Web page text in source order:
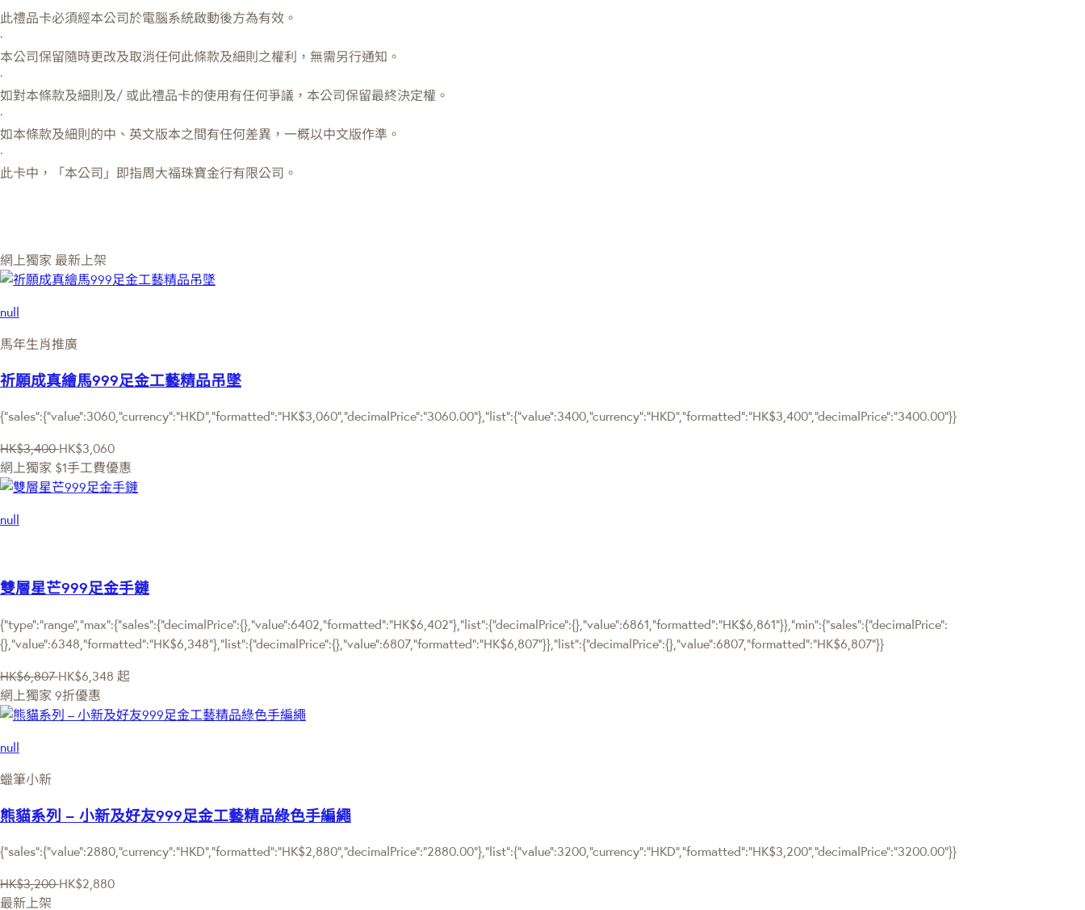
此禮品卡必須經本公司於電腦系統啟動後方為有效。
·
本公司保留隨時更改及取消任何此條款及細則之權利，無需另行通知。
·
如對本條款及細則及/ 或此禮品卡的使用有任何爭議，本公司保留最終決定權。
·
如本條款及細則的中、英文版本之間有任何差異，一概以中文版作準。
·
此卡中，「本公司」即指周大福珠寶金行有限公司。
網上獨家 最新上架
null
馬年生肖推廣
祈願成真繪馬999足金工藝精品吊墜
{"sales":{"value":3060,"currency":"HKD","formatted":"HK$3,060","decimalPrice":"3060.00"},"list":{"value":3400,"currency":"HKD","formatted":"HK$3,400","decimalPrice":"3400.00"}}
HK$3,400 HK$3,060
網上獨家 $1手工費優惠
null
雙層星芒999足金手鏈
{"type":"range","max":{"sales":{"decimalPrice":{},"value":6402,"formatted":"HK$6,402"},"list":{"decimalPrice":{},"value":6861,"formatted":"HK$6,861"}},"min":{"sales":{"decimalPrice":
{},"value":6348,"formatted":"HK$6,348"},"list":{"decimalPrice":{},"value":6807,"formatted":"HK$6,807"}},"list":{"decimalPrice":{},"value":6807,"formatted":"HK$6,807"}}
HK$6,807 HK$6,348 起
網上獨家 9折優惠
null
蠟筆小新
熊貓系列 – 小新及好友999足金工藝精品綠色手編繩
{"sales":{"value":2880,"currency":"HKD","formatted":"HK$2,880","decimalPrice":"2880.00"},"list":{"value":3200,"currency":"HKD","formatted":"HK$3,200","decimalPrice":"3200.00"}}
HK$3,200 HK$2,880
最新上架